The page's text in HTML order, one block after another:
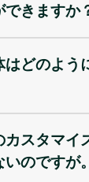
きますか
はどのよう
スタマイ
のですが。